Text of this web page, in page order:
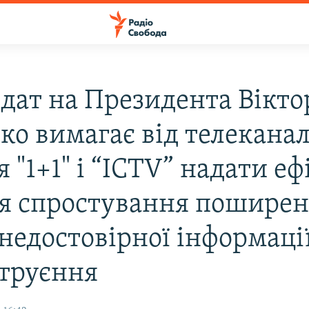
на Президента
вимагає від
"1+1" i “ICTV” надати
спростування